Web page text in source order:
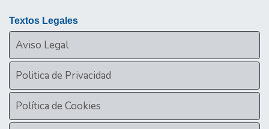
Textos Legales
Aviso Legal
Politica de Privacidad
Política de Cookies